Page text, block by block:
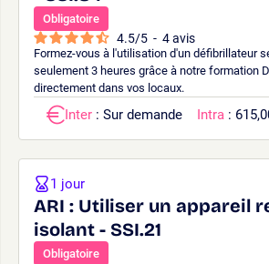
Obligatoire
4.5/5 - 4avis
Formez-vous à l'utilisation d'un défibrillateur
seulement 3 heures grâce à notre formation
directement dans vos locaux.
Inter : Sur demande Intra :
ARI : Utiliser un appareil
isolant - SSI.21
Obligatoire
1 jour